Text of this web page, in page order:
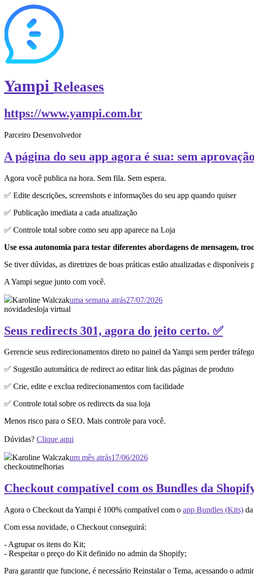
Yampi Releases
https://www.yampi.com.br
Parceiro Desenvolvedor
A página do seu app agora é sua: sem
Agora você publica na hora. Sem fila. Sem espera.
✅ Edite descrições, screenshots e informações do seu app quando quiser
✅ Publicação imediata a cada atualização
✅ Controle total sobre como seu app aparece na Loja
Use essa autonomia para testar diferentes abordagens de mensagem,
Se tiver dúvidas, as diretrizes de boas práticas estão atualizadas e disponíveis
A Yampi segue junto com você.
Karoline Walczakuma semana atrás27/07/2026
novidadesloja virtual
Seus redirects 301, agora do jeito certo. ✅
Gerencie seus redirecionamentos direto no painel da Yampi sem perder
✅ Sugestão automática de redirect ao editar link das páginas de produto
✅ Crie, edite e exclua redirecionamentos com facilidade
✅ Controle total sobre os redirects da sua loja
Menos risco para o SEO. Mais controle para você.
Dúvidas? Clique aqui
Karoline Walczakum mês atrás17/06/2026
checkoutmelhorias
Checkout compatível com os Bundles da
Agora o Checkout da Yampi é 100% compatível com o app Bundles (Kits)
Com essa novidade, o Checkout conseguirá:
- Agrupar os itens do Kit;
- Respeitar o preço do Kit definido no admin da Shopify;
Para garantir que funcione, é necessário Reinstalar o Tema, acessando o